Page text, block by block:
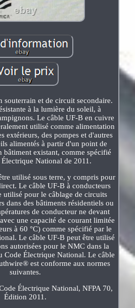
souterrain et de circuit secondaire.
à la lumière du soleil, à
Le câble UF-B en cuivre
utilisé comme alimentation
extérieurs, des pompes et d'autres
alimentés à partir d'un point de
bâtiment existant, comme spécifié
Électrique National de 2011.
utilisé sous terre, y compris pour
Le câble UF-B à conducteurs
utilisé pour le câblage de circuits
dans des bâtiments résidentiels ou
de conducteur ne devant
une capacité de courant limitée
à 60 °C) comme spécifié par le
Le câble UF-B peut être utilisé
autorisées pour le NMC dans la
Code Électrique National. Le câble
est conforme aux normes
suivantes.
Électrique National, NFPA 70,
Édition 2011.